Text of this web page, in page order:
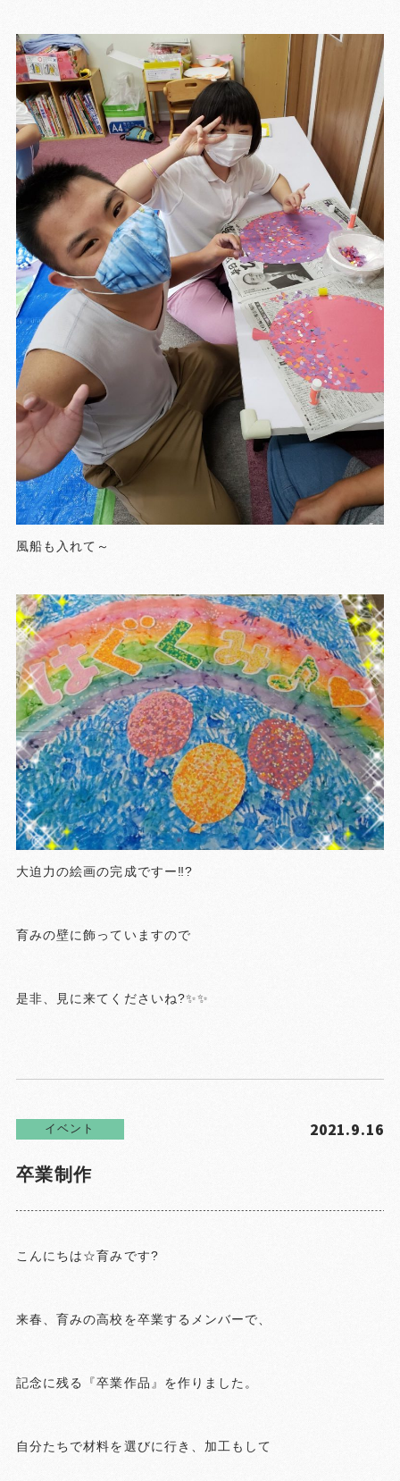
風船も入れて～
大迫力の絵画の完成ですー‼️?
育みの壁に飾っていますので
是非、見に来てくださいね?✨✨
イベント 2021.9.16
卒業制作
こんにちは☆育みです?
来春、育みの高校を卒業するメンバーで、
記念に残る『卒業作品』を作りました。
自分たちで材料を選びに行き、加工もして